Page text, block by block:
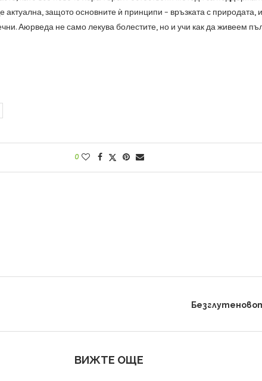
защото основните ѝ принципи – връзката с природата,
Аюрведа не само лекува болестите, но и учи как да живеем
0
ВИЖТЕ ОЩЕ